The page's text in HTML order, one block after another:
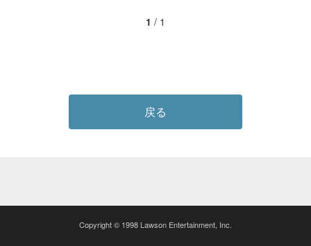
1 / 1
戻る
Copyright © 1998 Lawson Entertainment, Inc.